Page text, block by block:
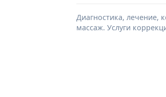
Диагностика, лечение,
массаж. Услуги